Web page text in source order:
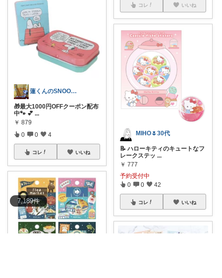
7,189件
蓮くんのSNOOPYおすすめROOM
🎁最大1000円OFFクーポン配布
中🐾 💕 ...
￥ 879
0 0 4
コレ いいね
コレ いいね
MIHO🌷30代
📝 ハローキティのキュートなフ
レークステッ ...
￥ 777
予約受付中
0 0 42
コレ いいね